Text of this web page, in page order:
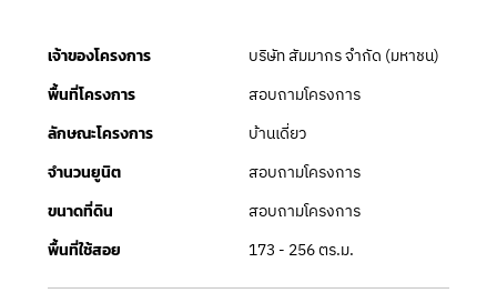
เจ้าของโครงการ บริษัท สัมมากร จำกัด (มหาชน)
พื้นที่โครงการ สอบถามโครงการ
ลักษณะโครงการ บ้านเดี่ยว
จำนวนยูนิต สอบถามโครงการ
ขนาดที่ดิน สอบถามโครงการ
พื้นที่ใช้สอย 173 - 256 ตร.ม.